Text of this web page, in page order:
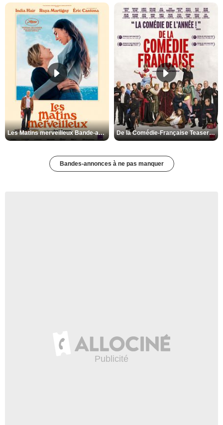
Les Matins merveilleux Bande-annonce VF De la Comédie-Française Teaser VF
Bandes-annonces à ne pas manquer